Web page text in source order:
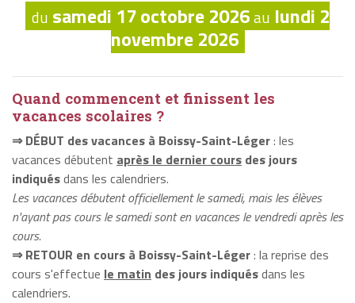
du samedi 17 octobre 2026au lundi 2
novembre 2026
Quand commencent et finissent les
vacances scolaires ?
⇒ DÉBUT des vacances à Boissy-Saint-Léger: les
vacances débutent après le dernier cours des jours
indiquésdans les calendriers.
Les vacances débutent officiellement le samedi, mais les élèves
n'ayant pas cours le samedi sont en vacances le vendredi après les
cours.
⇒ RETOUR en cours à Boissy-Saint-Léger: la reprise des
cours s'effectue le matin des jours indiquésdans les
calendriers.